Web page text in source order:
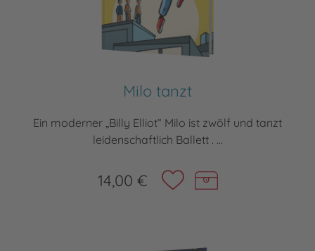
Milo tanzt
Ein moderner „Billy Elliot“ Milo ist zwölf und tanzt
leidenschaftlich Ballett . ...
14,00 €